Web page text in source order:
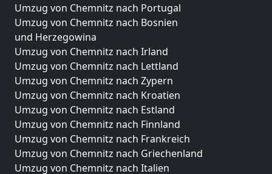
Umzug von Chemnitz nach Portugal
Umzug von Chemnitz nach Bosnien
und Herzegowina
Umzug von Chemnitz nach Irland
Umzug von Chemnitz nach Lettland
Umzug von Chemnitz nach Zypern
Umzug von Chemnitz nach Kroatien
Umzug von Chemnitz nach Estland
Umzug von Chemnitz nach Finnland
Umzug von Chemnitz nach Frankreich
Umzug von Chemnitz nach Griechenland
Umzug von Chemnitz nach Italien